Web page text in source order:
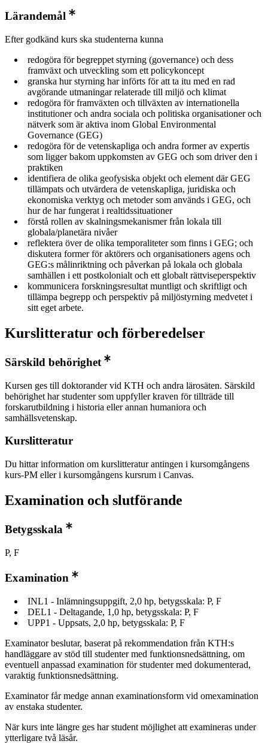
Lärandemål
Efter godkänd kurs ska studenterna kunna
redogöra för begreppet styrning (governance) och dess
framväxt och utveckling som ett policykoncept
granska hur styrning har införts för att ta itu med en rad
avgörande utmaningar relaterade till miljö och klimat
redogöra för framväxten och tillväxten av internationella
institutioner och andra sociala och politiska organisationer och
nätverk som är aktiva inom Global Environmental
Governance (GEG)
redogöra för de vetenskapliga och andra former av expertis
som ligger bakom uppkomsten av GEG och som driver den i
praktiken
identifiera de olika geofysiska objekt och element där GEG
tillämpats och utvärdera de vetenskapliga, juridiska och
ekonomiska verktyg och metoder som används i GEG, och
hur de har fungerat i realtidssituationer
förstå rollen av skalningsmekanismer från lokala till
globala/planetära nivåer
reflektera över de olika temporaliteter som finns i GEG; och
diskutera former för aktörers och organisationers agens och
GEG:s målinriktning och påverkan på lokala och globala
samhällen i ett postkolonialt och ett globalt rättviseperspektiv
kommunicera forskningsresultat muntligt och skriftligt och
tillämpa begrepp och perspektiv på miljöstyrning medvetet i
sitt eget arbete.
Kurslitteratur och förberedelser
Särskild behörighet
Kursen ges till doktorander vid KTH och andra lärosäten. Särskild
behörighet har studenter som uppfyller kraven för tillträde till
forskarutbildning i historia eller annan humaniora och
samhällsvetenskap.
Kurslitteratur
Du hittar information om kurslitteratur antingen i kursomgångens
kurs-PM eller i kursomgångens kursrum i Canvas.
Examination och slutförande
Betygsskala
P, F
Examination
INL1 - Inlämningsuppgift, 2,0 hp, betygsskala: P, F
DEL1 - Deltagande, 1,0 hp, betygsskala: P, F
UPP1 - Uppsats, 2,0 hp, betygsskala: P, F
Examinator beslutar, baserat på rekommendation från KTH:s
handläggare av stöd till studenter med funktionsnedsättning, om
eventuell anpassad examination för studenter med dokumenterad,
varaktig funktionsnedsättning.
Examinator får medge annan examinationsform vid omexamination
av enstaka studenter.
När kurs inte längre ges har student möjlighet att examineras under
ytterligare två läsår.